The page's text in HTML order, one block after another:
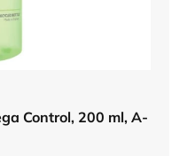
Control, 200 ml, A-